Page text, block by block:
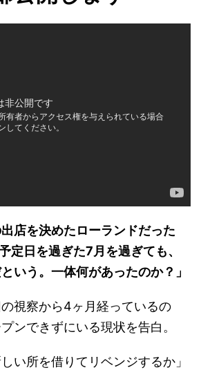
出店を決めたローランドだった
定日を過ぎた7月を過ぎても、
いう。一体何があったのか？」
視察から4ヶ月経っているの
ンできずにいる現状を告白。
い所を借りてリベンジするか」